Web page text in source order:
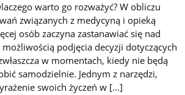
warto go rozważyć? W obliczu
związanych z medycyną i opieką
osób zaczyna zastanawiać się nad
możliwością podjęcia decyzji dotyczących
w momentach, kiedy nie będą
samodzielnie. Jednym z narzędzi,
swoich życzeń w […]